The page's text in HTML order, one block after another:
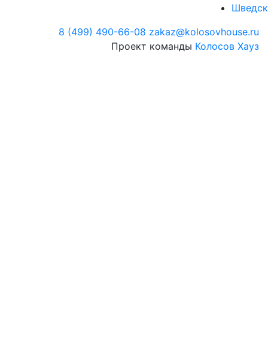
8 (499) 490-66-08 zakaz@kolosovhouse.ru
Проект команды Колосов Хауз